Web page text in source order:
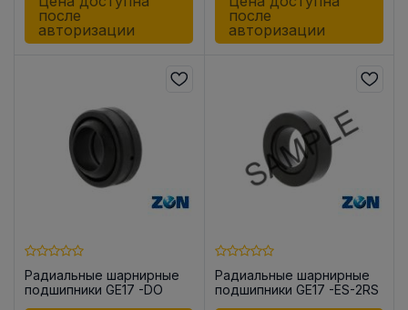
после
авторизации
после
авторизации
Радиальные шарнирные
подшипники GE17 -DO
Радиальные шарнирные
подшипники GE17 -ES-2RS